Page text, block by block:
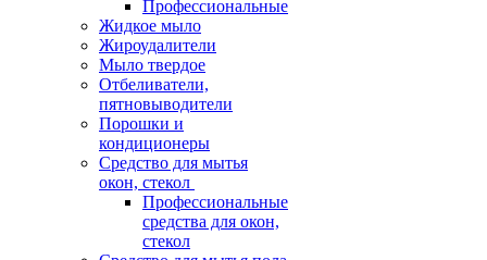
Профессиональные
Жидкое мыло
Жироудалители
Мыло твердое
Отбеливатели,
пятновыводители
Порошки и
кондиционеры
Средство для мытья
окон, стекол
Профессиональные
средства для окон,
стекол